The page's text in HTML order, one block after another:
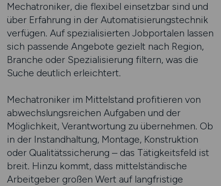
Mechatroniker, die flexibel einsetzbar sind und
über Erfahrung in der Automatisierungstechnik
verfügen. Auf spezialisierten Jobportalen lassen
sich passende Angebote gezielt nach Region,
Branche oder Spezialisierung filtern, was die
Suche deutlich erleichtert.
Mechatroniker im Mittelstand profitieren von
abwechslungsreichen Aufgaben und der
Möglichkeit, Verantwortung zu übernehmen. Ob
in der Instandhaltung, Montage, Konstruktion
oder Qualitätssicherung – das Tätigkeitsfeld ist
breit. Hinzu kommt, dass mittelständische
Arbeitgeber großen Wert auf langfristige